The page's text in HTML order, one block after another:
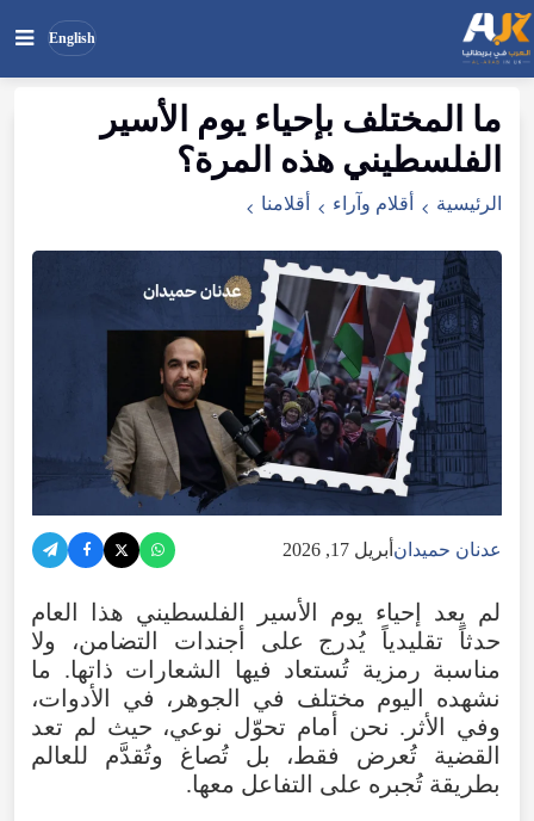
English
ابحث
في
الموقع
بحث ما المختلف بإحياء يوم الأسير
الفلسطيني هذه المرة؟
الرئيسية أقلام وآراء أقلامنا
عدنان حميدان أبريل 17, 2026
لم يعد إحياء يوم الأسير الفلسطيني هذا
العام
حدثاً
تقليدياً يُدرج على أجندات التضامن، ولا
مناسبة رمزية تُستعاد فيها الشعارات ذاتها. ما
نشهده اليوم مختلف في الجوهر ، في الأدوات،
وفي الأثر . نحن أمام تحوّل نوعي، حيث لم تعد
القضية
تُعرض فقط، بل تُصاغ وتُقدَّم
للعالم
بطريقة تُجبره على التفاعل معها.